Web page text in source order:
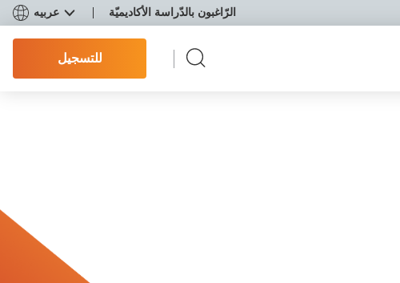
الرّاغبون بالدّراسة الأكاديميّة عربيه
للتسجيل